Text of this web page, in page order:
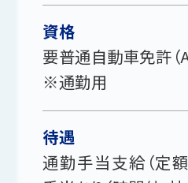
資格
要普通自動車免許（
※通勤用
待遇
通勤手当支給（定